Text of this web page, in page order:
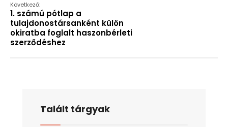
Következő:
1. számú pótlap a
tulajdonostársanként külön
okiratba foglalt haszonbérleti
szerződéshez
Talált tárgyak